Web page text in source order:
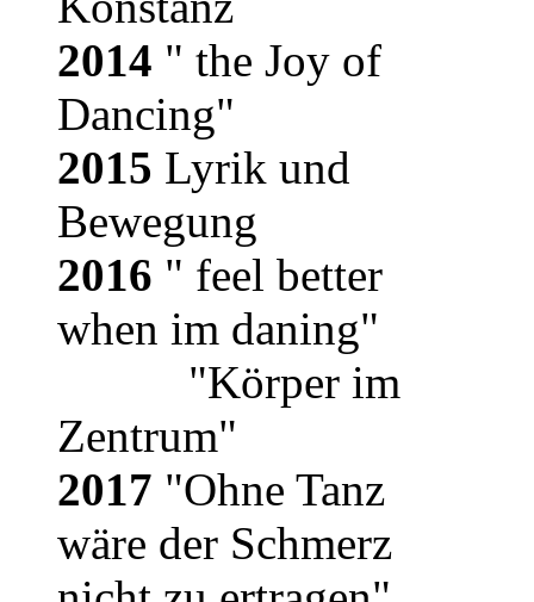
2014 " the Joy of
Dancing"
2015 Lyrik und
Bewegung
2016 " feel better
when im daning"
"Körper im
Zentrum"
2017 "Ohne Tanz
wäre der Schmerz